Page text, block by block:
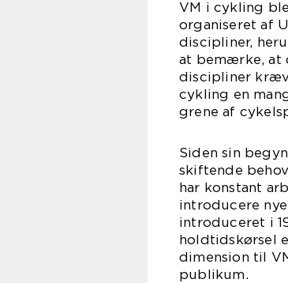
VM i cykling
organiseret af
discipliner,
at bemærke, at
discipliner
cykling en
grene af
Siden sin
skiftende
har konstant
introducere
introduceret i
holdtidskørsel
dimension til
publikum.